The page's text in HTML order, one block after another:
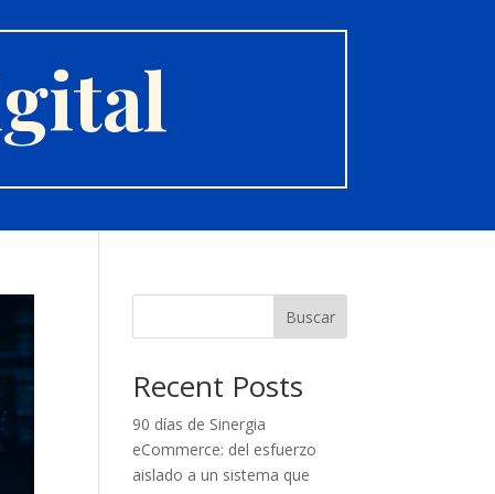
Buscar
Recent Posts
90 días de Sinergia
eCommerce: del esfuerzo
aislado a un sistema que